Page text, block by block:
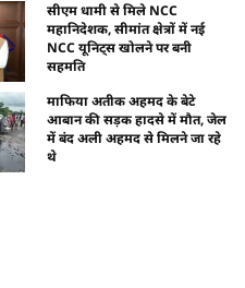
सीएम धामी से मिले NCC
महानिदेशक, सीमांत क्षेत्रों में नई
NCC यूनिट्स खोलने पर बनी
सहमति
माफिया अतीक अहमद के बेटे
आबान की सड़क हादसे में मौत, जेल
में बंद अली अहमद से मिलने जा रहे
थे